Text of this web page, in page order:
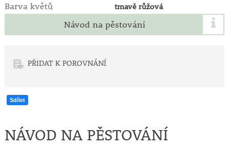
Barva květů tmavě růžová
Návod na pěstování
PŘIDAT K POROVNÁNÍ
Sdílet
NÁVOD NA PĚSTOVÁNÍ